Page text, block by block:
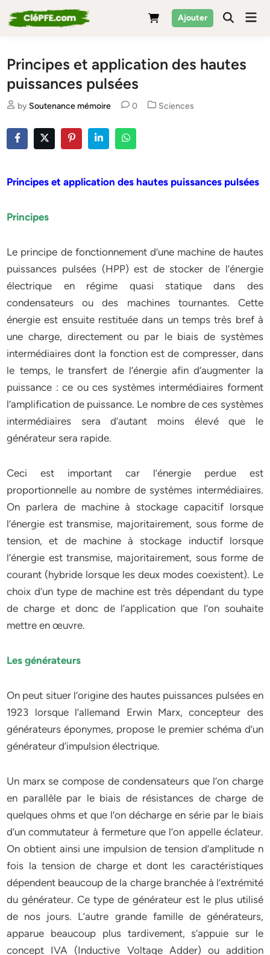
to
Ajouter
Principes et application des hautes
puissances pulsées
by Soutenance mémoire 0
Posted
Sciences
Principes et application des hautes puissances pulsées
Principes
Le principe de fonctionnement d’une machine de hautes
puissances pulsées (HPP) est de stocker de l’énergie
électrique en régime quasi statique dans des
condensateurs ou des machines tournantes. Cette
énergie est ensuite restituée dans un temps très bref à
une charge, directement ou par le biais de systèmes
intermédiaires dont la fonction est de compresser, dans
le temps, le transfert de l’énergie afin d’augmenter la
puissance : ce ou ces systèmes intermédiaires forment
l’amplification de puissance. Le nombre de ces systèmes
intermédiaires sera d’autant moins élevé que le
générateur sera rapide.
Ceci est important car l’énergie perdue est
proportionnelle au nombre de systèmes intermédiaires.
On parlera de machine à stockage capacitif lorsque
l’énergie est transmise, majoritairement, sous forme de
tension, et de machine à stockage inductif lorsque
l’énergie est transmise, majoritairement, sous forme de
courant (hybride lorsque les deux modes coexistent). Le
choix d’un type de machine est très dépendant du type
de charge et donc de l’application que l’on souhaite
mettre en œuvre.
Les générateurs
On peut situer l’origine des hautes puissances pulsées en
1923 lorsque l’allemand Erwin Marx, concepteur des
générateurs éponymes, propose le premier schéma d’un
générateur d’impulsion électrique.
Un marx se compose de condensateurs que l’on charge
en parallèle par le biais de résistances de charge de
quelques ohms et que l’on décharge en série par le biais
d’un commutateur à fermeture que l’on appelle éclateur.
On obtient ainsi une impulsion de tension d’amplitude n
fois la tension de charge et dont les caractéristiques
dépendent beaucoup de la charge branchée à l’extrémité
du générateur. Ce type de générateur est le plus utilisé
de nos jours. L’autre grande famille de générateurs,
apparue beaucoup plus tardivement, s’appuie sur le
concept IVA (Inductive Voltage Adder) ou addition